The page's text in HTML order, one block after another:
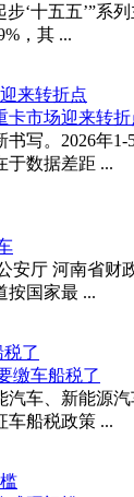
步‘十五五’”
，其 ...
来转折点
写。2026年
于数据差距 ...
安厅 河南省
按国家最 ...
了
汽车、新能源
车船税政策 ...